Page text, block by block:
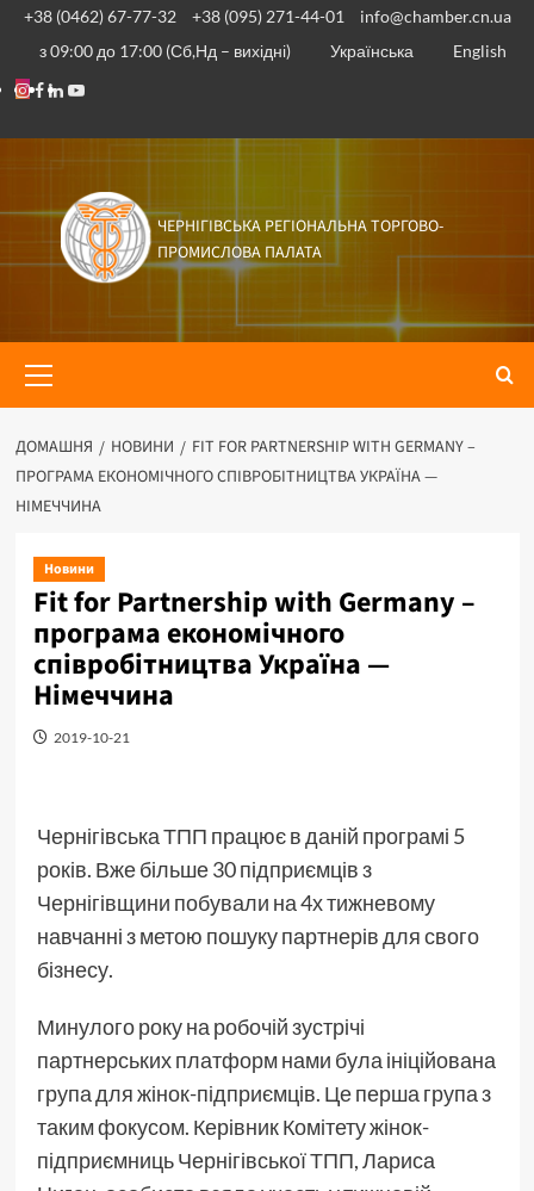
Перейти
вмісту
+38 (0462) 67-77-32 +38 (095) 271-44-01
info@chamber.cn.ua
з 09:00 до 17:00 (Сб,Нд – вихідні)
Українська
English
Instagram
Facebook
Linkedin
Youtube
ЧЕРНІГІВСЬКА РЕГІОНАЛЬНА ТОРГОВО-
ПРОМИСЛОВА ПАЛАТА
меню
ДОМАШНЯ НОВИНИ
FIT FOR PARTNERSHIP WITH GERMANY –
ПРОГРАМА ЕКОНОМІЧНОГО СПІВРОБІТНИЦТВА УКРАЇНА —
НІМЕЧЧИНА
Новини
Fit for Partnership with Germany –
програма економічного
співробітництва Україна —
Німеччина
2019-10-21
Чернігівська ТПП працює в даній програмі 5
років. Вже більше 30 підприємців з
Чернігівщини побували на 4х тижневому
навчанні з метою пошуку партнерів для свого
бізнесу.
Минулого року на робочій зустрічі
партнерських платформ нами була ініційована
група для жінок-підприємців. Це перша група з
таким фокусом. Керівник Комітету жінок-
підприємниць Чернігівської ТПП, Лариса